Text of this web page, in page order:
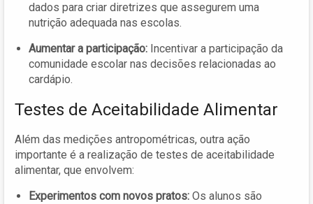
dados para criar diretrizes que assegurem uma
nutrição adequada nas escolas.
Aumentar a participação: Incentivar a participação da
comunidade escolar nas decisões relacionadas ao
cardápio.
Testes de Aceitabilidade Alimentar
Além das medições antropométricas, outra ação
importante é a realização de testes de aceitabilidade
alimentar, que envolvem:
Experimentos com novos pratos: Os alunos são